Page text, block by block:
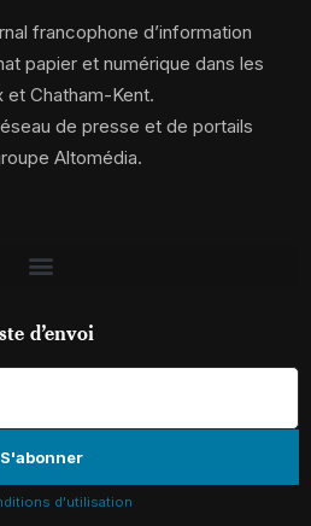
francophone d’information
papier et numérique dans les
et Chatham-Kent.
de presse et de portails
Altomédia.
d’envoi
d'utilisation